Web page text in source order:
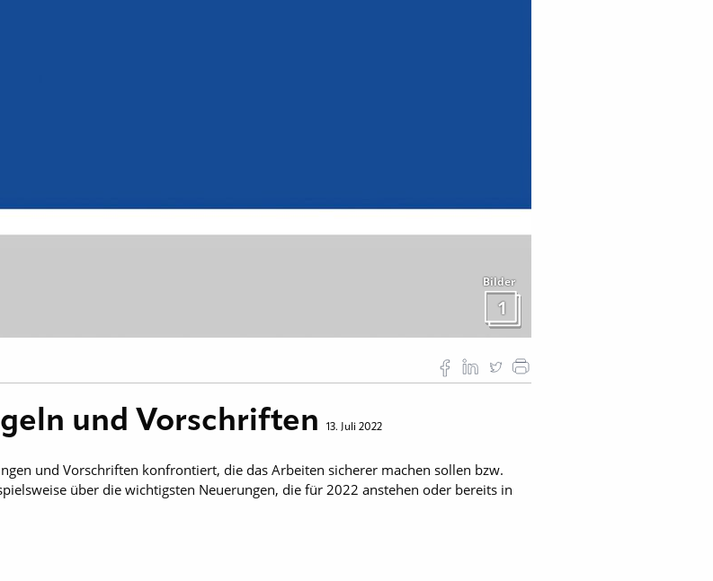
Bilder
1
und Vorschriften 13. Juli 2022
und Vorschriften konfrontiert, die das Arbeiten sicherer machen sollen bzw.
über die wichtigsten Neuerungen, die für 2022 anstehen oder bereits in